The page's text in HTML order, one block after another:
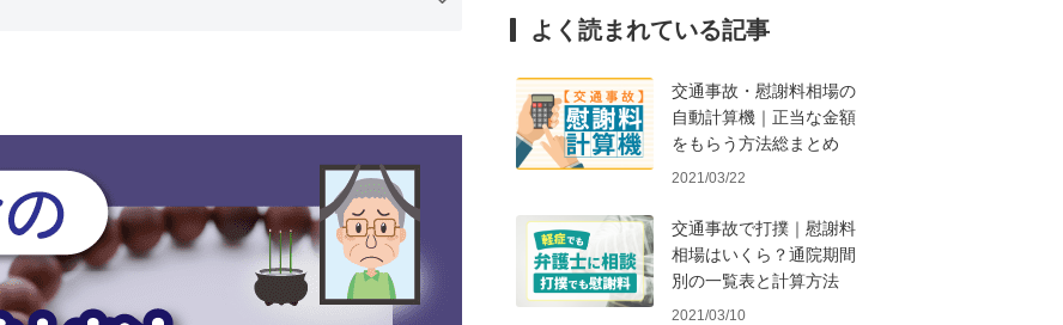
よく読まれている記事
交通事故・慰謝料相場の
自動計算機｜正当な金額
をもらう方法総まとめ
2021/03/22
交通事故で打撲｜慰謝料
相場はいくら？通院期間
別の一覧表と計算方法
2021/03/10